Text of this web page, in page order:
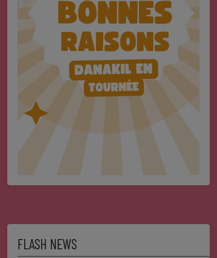
Titres diffusés
Playlist
MY SOUL ADDICT
L'équipe Soul Addict
Dossier de Presse
FLASH NEWS